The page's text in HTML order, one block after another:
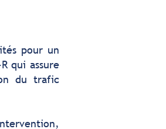
pour un
qui assure
du trafic